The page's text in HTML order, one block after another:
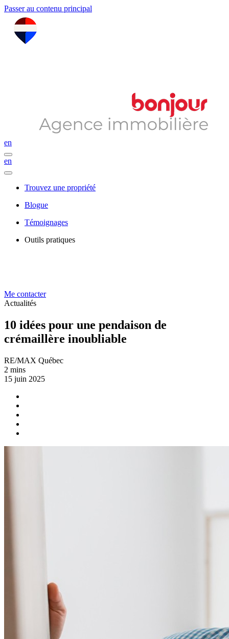
Passer au contenu principal
en
en
Trouvez une propriété
Blogue
Témoignages
Outils pratiques
Me contacter
Actualités
10 idées pour une pendaison de
crémaillère inoubliable
RE/MAX Québec
2 mins
15 juin 2025